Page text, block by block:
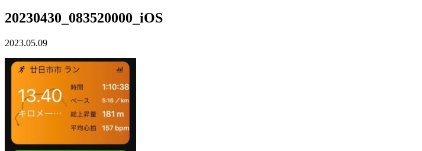
20230430_083520000_iOS
2023.05.09